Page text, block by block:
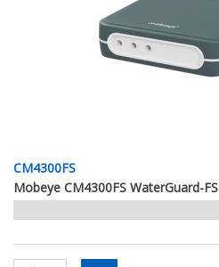
CM4300FS
Mobeye CM4300FS WaterGuard-FS